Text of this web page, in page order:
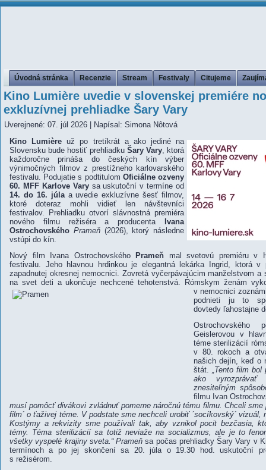
Úvodná stránka Recenzie Stream Festivaly Citujeme
Kino Lumière uvedie v slovenskej premiére
exkluzívnej prehliadke Šary Vary
Uverejnené: 07. júl 2026
Napísal: Simona Nôtová
Kino Lumière už po tretíkrát a ako jediné na
Slovensku bude hostiť prehliadku Šary Vary, ktorá
každoročne prináša do českých kín výber
výnimočných filmov z prestížneho karlovarského
festivalu. Podujatie s podtitulom Oficiálne ozveny
60. MFF Karlove Varysa uskutoční v termíne od
14. do 16. júlaa uvedie exkluzívne šesť filmov,
ktoré doteraz mohli vidieť len návštevníci
festivalov. Prehliadku otvorí slávnostná premiéra
nového filmu režiséra a producenta
Ivana
Ostrochovského Prameň (2026), ktorý následne
vstúpi do kín.
Nový film Ivana Ostrochovského
Prameň mal svetovú premiéru v
festivalu. Jeho hlavnou hrdinkou je elegantná lekárka Ingrid, ktorá
zapadnutej okresnej nemocnici. Zovretá vyčerpávajúcim manželstvom a
na svet deti a ukončuje nechcené tehotenstvá. Rómskym ženám
v nemocnici
podnieti ju to
dovtedy ľahostajne
Geislerovou v
téme sterilizácií
v 80. rokoch a
našich dejín, keď o
štát. „Tento film
ako
znesiteľným
filmu Ivan
musí pomôcť divákovi zvládnuť pomerne náročnú tému filmu. Chceli sme
film´ o ťaživej téme. V podstate sme nechceli urobiť ´socíkovský´
Kostýmy a rekvizity sme používali tak, aby vznikol pocit bezčasia,
témy. Téma sterilizácií sa totiž neviaže na socializmus, ale je to
všetky vyspelé krajiny sveta.“ Prameňsa počas prehliadky Šary Vary v
termínoch a po jej skončení sa 20. júla o 19.30 hod. uskutoční
s režisérom.